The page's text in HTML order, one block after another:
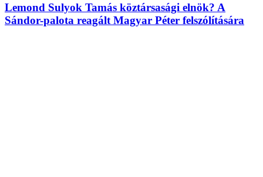
Lemond Sulyok Tamás köztársasági elnök? A
Sándor-palota reagált Magyar Péter felszólítására